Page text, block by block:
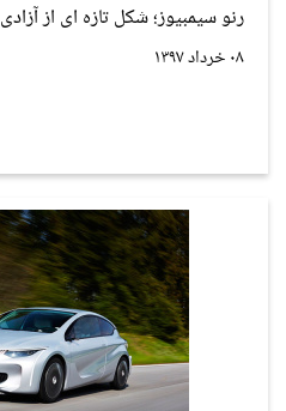
رنو سیمبیوز؛ شکل تازه ای از آزادی
۰۸ خرداد ۱۳۹۷